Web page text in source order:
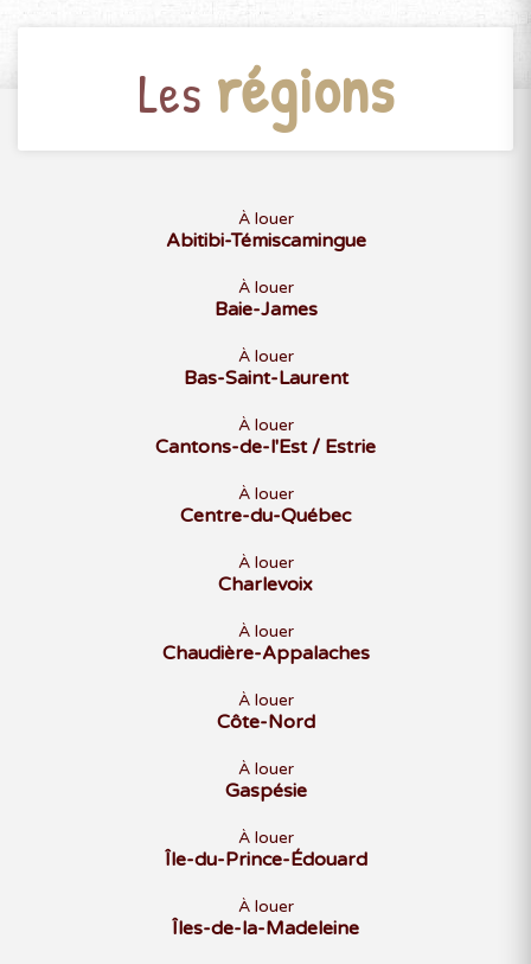
Les régions
À louer
Abitibi-Témiscamingue
À louer
Baie-James
À louer
Bas-Saint-Laurent
À louer
Cantons-de-l'Est / Estrie
À louer
Centre-du-Québec
À louer
Charlevoix
À louer
Chaudière-Appalaches
À louer
Côte-Nord
À louer
Gaspésie
À louer
Île-du-Prince-Édouard
À louer
Îles-de-la-Madeleine